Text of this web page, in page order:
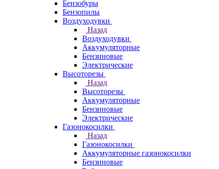
Бензобуры
Бензопилы
Воздуходувки
Назад
Воздуходувки
Аккумуляторные
Бензиновые
Электрические
Высоторезы
Назад
Высоторезы
Аккумуляторные
Бензиновые
Электрические
Газонокосилки
Назад
Газонокосилки
Аккумуляторные газонокосилки
Бензиновые